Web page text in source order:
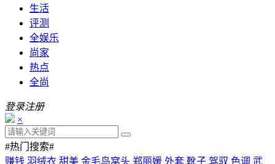
生活
评测
全娱乐
尚家
热点
全尚
登录注册
×
#热门搜索#
赚钱 羽绒衣 甜美 金毛鸟窝头 郑丽媛 外套 靴子 驾驭 色调 武